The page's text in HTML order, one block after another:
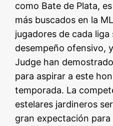
como Bate de Plata,
más buscados en la
jugadores de cada
desempeño ofensivo,
Judge han
para aspirar a este
temporada. La
estelares jardineros
gran expectación